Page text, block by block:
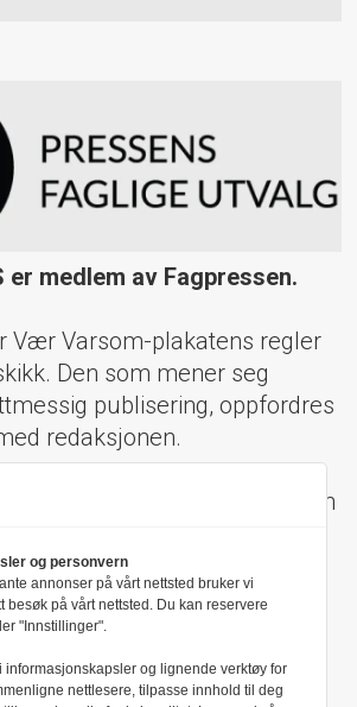
er medlem av Fagpressen.
Vær Varsom-plakatens regler
Den som mener seg
publisering, oppfordres
redaksjonen.
Utvalg (PFU) er et klageorgan
Presseforbund som
mot mediene i presseetiske
Oslo
og personvern
annonser på vårt nettsted bruker vi
besøk på vårt nettsted. Du kan reservere
"Innstillinger".
informasjonskapsler og lignende verktøy for
nettlesere, tilpasse innhold til deg